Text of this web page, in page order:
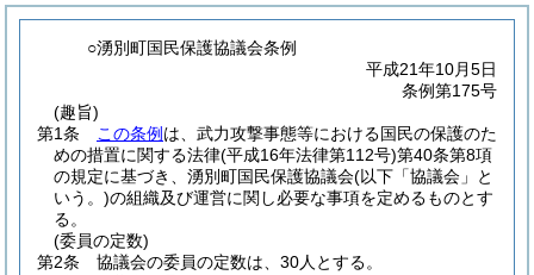
○湧別町国民保護協議会条例
平成21年10月5日
条例第175号
(趣旨)
第1条
この条例 は、武力攻撃事態等における国民の保護のた
めの措置に関する法律(平成16年法律第112号)第40条第8項
の規定に基づき、湧別町国民保護協議会(以下「協議会」と
いう。)の組織及び運営に関し必要な事項を定めるものとす
る。
(委員の定数)
第2条
協議会の委員の定数は、30人とする。